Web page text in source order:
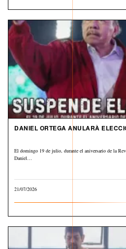
DANIEL ORTEGA ANULARÀ
El domingo 19 de julio, durante el aniversario de la
Daniel…
21/07/2026